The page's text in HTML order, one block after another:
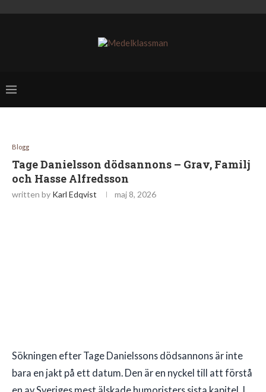
Blogg
Tage Danielsson dödsannons – Grav, Familj
och Hasse Alfredsson
written by Karl Edqvist maj 8, 2026
Sökningen efter Tage Danielssons dödsannons är inte
bara en jakt på ett datum. Den är en nyckel till att förstå